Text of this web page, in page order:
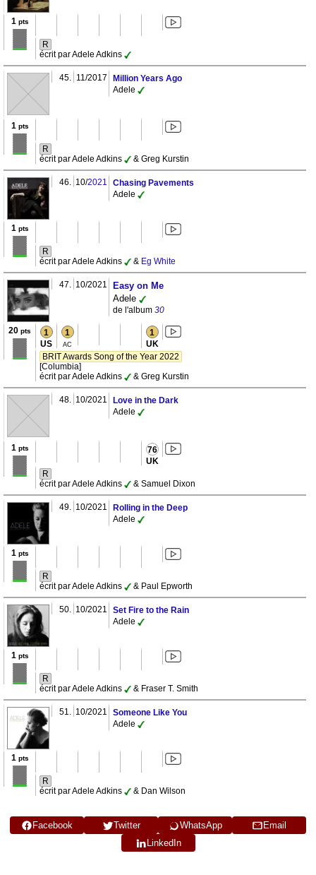
1pts
R
écrit par Adele Adkins
45. 11/2017
Million Years Ago
Adele
1pts
R
écrit par Adele Adkins
& Greg Kurstin
46. 10/2021
Chasing Pavements
Adele
1pts
R
écrit par Adele Adkins
& Eg White
47. 10/2021
Easy on Me
Adele
de l'album 30
20 pts 1
US
1
AC
1
UK
BRIT Awards Song of the Year 2022
[Columbia]
écrit par Adele Adkins
& Greg Kurstin
48. 10/2021
Love in the Dark
Adele
1pts 76
UK
R
écrit par Adele Adkins
& Samuel Dixon
49. 10/2021
Rolling in the Deep
Adele
1pts
R
écrit par Adele Adkins
& Paul Epworth
50. 10/2021
Set Fire to the Rain
Adele
1pts
R
écrit par Adele Adkins
& Fraser T. Smith
51. 10/2021
Someone Like You
Adele
1pts
R
écrit par Adele Adkins
& Dan Wilson
Facebook Twitter WhatsApp
Email
LinkedIn